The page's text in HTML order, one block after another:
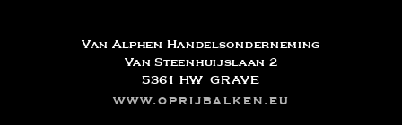
Van Alphen Handelsonderneming
Van Steenhuijslaan 2
5361 HW GRAVE
www.oprijbalken.eu